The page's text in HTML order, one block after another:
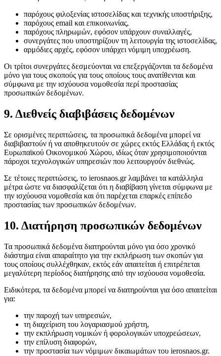
παρόχους φιλοξενίας ιστοσελίδας και τεχνικής υποστήριξης,
παρόχους email και επικοινωνίας,
παρόχους πληρωμών, εφόσον υπάρχουν συναλλαγές,
συνεργάτες που υποστηρίζουν τη λειτουργία της ιστοσελίδας,
αρμόδιες αρχές, εφόσον υπάρχει νόμιμη υποχρέωση.
Οι τρίτοι συνεργάτες δεσμεύονται να επεξεργάζονται τα δεδομένα
μόνο για τους σκοπούς για τους οποίους τους ανατίθενται και
σύμφωνα με την ισχύουσα νομοθεσία περί προστασίας
προσωπικών δεδομένων.
9. Διεθνείς διαβιβάσεις δεδομένων
Σε ορισμένες περιπτώσεις, τα προσωπικά δεδομένα μπορεί να
διαβιβαστούν ή να αποθηκευτούν σε χώρες εκτός Ελλάδας ή εκτός
Ευρωπαϊκού Οικονομικού Χώρου, ιδίως όταν χρησιμοποιούνται
πάροχοι τεχνολογικών υπηρεσιών που λειτουργούν διεθνώς.
Σε τέτοιες περιπτώσεις, το ierosnaos.gr λαμβάνει τα κατάλληλα
μέτρα ώστε να διασφαλίζεται ότι η διαβίβαση γίνεται σύμφωνα με
την ισχύουσα νομοθεσία και ότι παρέχεται επαρκές επίπεδο
προστασίας των προσωπικών δεδομένων.
10. Διατήρηση προσωπικών δεδομένων
Τα προσωπικά δεδομένα διατηρούνται μόνο για όσο χρονικό
διάστημα είναι απαραίτητο για την εκπλήρωση των σκοπών για
τους οποίους συλλέχθηκαν, εκτός εάν απαιτείται ή επιτρέπεται
μεγαλύτερη περίοδος διατήρησης από την ισχύουσα νομοθεσία.
Ειδικότερα, τα δεδομένα μπορεί να διατηρούνται για όσο απαιτείται
για:
την παροχή των υπηρεσιών,
τη διαχείριση του λογαριασμού χρήστη,
την εκπλήρωση νομικών ή φορολογικών υποχρεώσεων,
την επίλυση διαφορών,
την προστασία των νόμιμων δικαιωμάτων του ierosnaos.gr.